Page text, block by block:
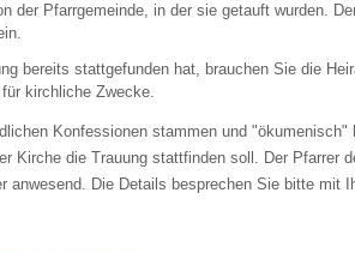
der Pfarrgemeinde, in der sie getauft wurden.
bereits stattgefunden hat, brauchen Sie die
kirchliche Zwecke.
Konfessionen stammen und "ökumenisch"
Kirche die Trauung stattfinden soll. Der Pfarrer
anwesend. Die Details besprechen Sie bitte mit